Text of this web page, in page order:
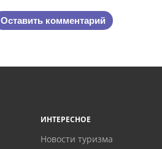
Оставить комментарий
ИНТЕРЕСНОЕ
Новости туризма